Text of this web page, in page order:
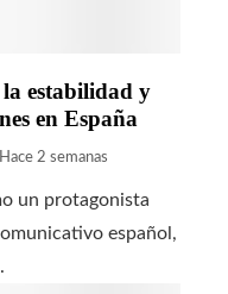
estabilidad y
en España
Hace 2 semanas
un protagonista
español,